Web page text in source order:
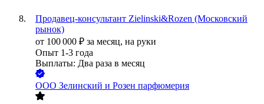
Продавец-консультант Zielinski&Rozen (Московский
рынок)
от 100 000 ₽ за месяц, на руки
Опыт 1-3 года
Выплаты: Два раза в месяц
ООО Зелинский и Розен парфюмерия